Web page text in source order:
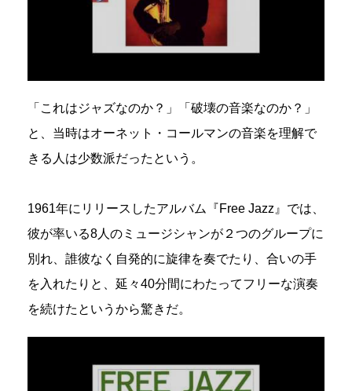
「これはジャズなのか？」「破壊の音楽なのか？」
と、当時はオーネット・コールマンの音楽を理解で
きる人は少数派だったという。
1961年にリリースしたアルバム『Free Jazz』では、
彼が率いる8人のミュージシャンが２つのグループに
別れ、誰彼なく自発的に旋律を奏でたり、合いの手
を入れたりと、延々40分間にわたってフリーな演奏
を続けたというから驚きだ。